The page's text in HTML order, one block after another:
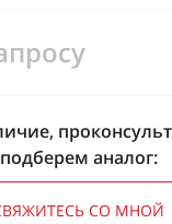
подберем аналог:
СО МНОЙ